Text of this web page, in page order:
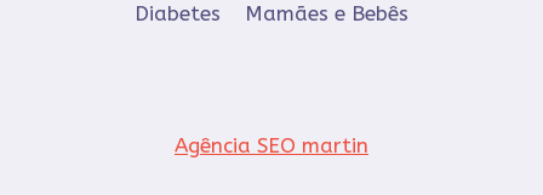
Diabetes
Mamães e Bebês
Agência SEO martin